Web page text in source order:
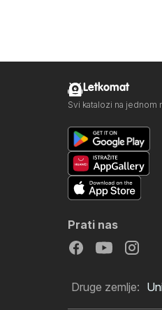
Letkomat
Svi katalozi na jednom
Prati nas
Druge zemlje: